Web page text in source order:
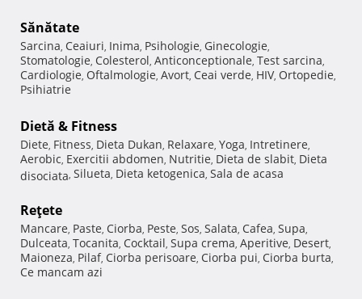
Sănătate
Sarcina, Ceaiuri, Inima, Psihologie, Ginecologie,
Stomatologie, Colesterol, Anticonceptionale, Test sarcina,
Cardiologie, Oftalmologie, Avort, Ceai verde, HIV, Ortopedie,
Psihiatrie
Dietă & Fitness
Diete, Fitness, Dieta Dukan, Relaxare, Yoga, Intretinere,
Aerobic, Exercitii abdomen, Nutritie, Dieta de slabit, Dieta
disociata, Silueta, Dieta ketogenica, Sala de acasa
Reţete
Mancare, Paste, Ciorba, Peste, Sos, Salata, Cafea, Supa,
Dulceata, Tocanita, Cocktail, Supa crema, Aperitive, Desert,
Maioneza, Pilaf, Ciorba perisoare, Ciorba pui, Ciorba burta,
Ce mancam azi